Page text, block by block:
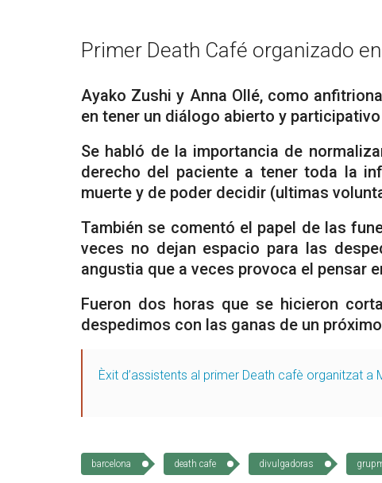
Primer Death Café organizado
Ayako Zushi y Anna Ollé, como
en tener un diálogo abierto y
Se habló de la importancia de
derecho del paciente a tener toda la
muerte y de poder decidir (ultimas
También se comentó el papel de las
veces no dejan espacio para las
angustia que a veces provoca el pensar
Fueron dos horas que se hicieron
despedimos con las ganas de un
Èxit d’assistents al primer Death cafè organitzat a
barcelona death cafe divulgadoras